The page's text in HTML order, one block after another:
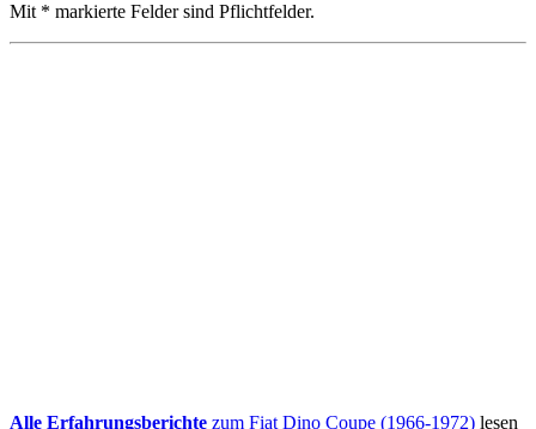
Mit * markierte Felder sind Pflichtfelder.
Alle Erfahrungsberichte zum Fiat Dino Coupe (1966-1972) lesen